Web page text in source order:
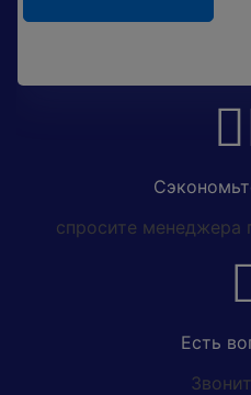
спросите менеджера
Есть